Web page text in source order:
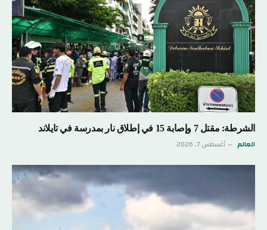
الشرطة: مقتل 7 وإصابة 15 في إطلاق نار بمدرسة في تايلاند
العالم أغسطس 7, 2026